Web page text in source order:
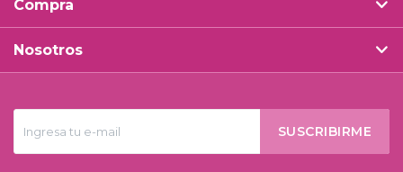
SUSCRIBIRME
Compra
Nosotros